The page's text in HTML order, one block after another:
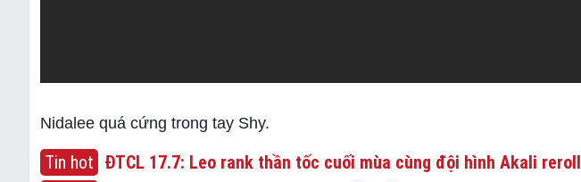
Nidalee quá cứng trong tay Shy.
Tin hot ĐTCL 17.7: Leo rank thần tốc cuối mùa cùng đội hình Akali reroll